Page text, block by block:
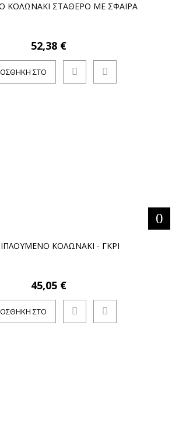
ΚΟΛΩΝΑΚΙ ΣΤΑΘΕΡΟ ΜΕ ΣΦΑΙΡΑ
52,38 €
ΣΤΟ
ΚΟΛΩΝΑΚΙ - ΓΚΡΙ
45,05 €
ΣΤΟ